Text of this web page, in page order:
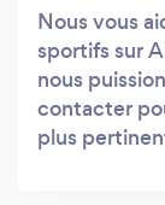
Nous vous
sportifs sur
nous
contacter
plus